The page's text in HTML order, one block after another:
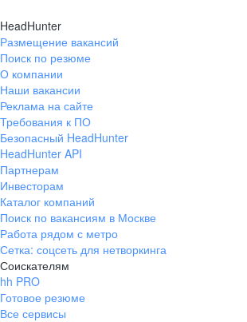
HeadHunter
Размещение вакансий
Поиск по резюме
О компании
Наши вакансии
Реклама на сайте
Требования к ПО
Безопасный HeadHunter
HeadHunter API
Партнерам
Инвесторам
Каталог компаний
Поиск по вакансиям в Москве
Работа рядом с метро
Сетка: соцсеть для нетворкинга
Соискателям
hh PRO
Готовое резюме
Все сервисы